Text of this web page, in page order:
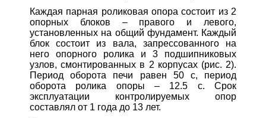
Каждая парная роликовая опора состоит из 2
опорных блоков – правого и левого,
установленных на общий фундамент. Каждый
блок состоит из вала, запрессованного на
него опорного ролика и 3 подшипниковых
узлов, смонтированных в 2 корпусах (рис. 2).
Период оборота печи равен 50 с, период
оборота ролика опоры – 12.5 с. Срок
эксплуатации контролируемых опор
составлял от 1 года до 13 лет.